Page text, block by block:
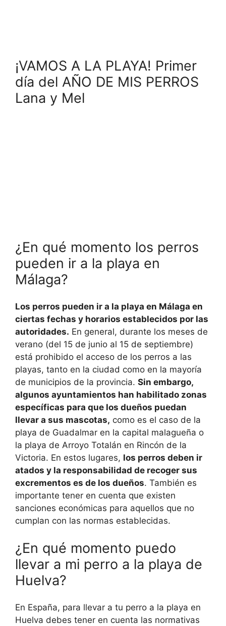
¡VAMOS A LA PLAYA! Primer
día del AÑO DE MIS PERROS
Lana y Mel
¿En qué momento los perros
pueden ir a la playa en
Málaga?
Los perros pueden ir a la playa en Málaga en
ciertas fechas y horarios establecidos por las
autoridades. En general, durante los meses de
verano (del 15 de junio al 15 de septiembre)
está prohibido el acceso de los perros a las
playas, tanto en la ciudad como en la mayoría
de municipios de la provincia. Sin embargo,
algunos ayuntamientos han habilitado zonas
específicas para que los dueños puedan
llevar a sus mascotas, como es el caso de la
playa de Guadalmar en la capital malagueña o
la playa de Arroyo Totalán en Rincón de la
Victoria. En estos lugares, los perros deben ir
atados y la responsabilidad de recoger sus
excrementos es de los dueños. También es
importante tener en cuenta que existen
sanciones económicas para aquellos que no
cumplan con las normas establecidas.
¿En qué momento puedo
llevar a mi perro a la playa de
Huelva?
En España, para llevar a tu perro a la playa en
Huelva debes tener en cuenta las normativas